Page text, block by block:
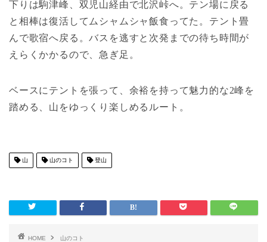
下りは駒津峰、双児山経由で北沢峠へ。テン場に戻る
と相棒は復活してムシャムシャ飯食ってた。テント畳
んで歌宿へ戻る。バスを逃すと次発までの待ち時間が
えらくかかるので、急ぎ足。
ベースにテントを張って、余裕を持って魅力的な2峰を
踏める、山をゆっくり楽しめるルート。
山 山のコト 登山
HOME
山のコト